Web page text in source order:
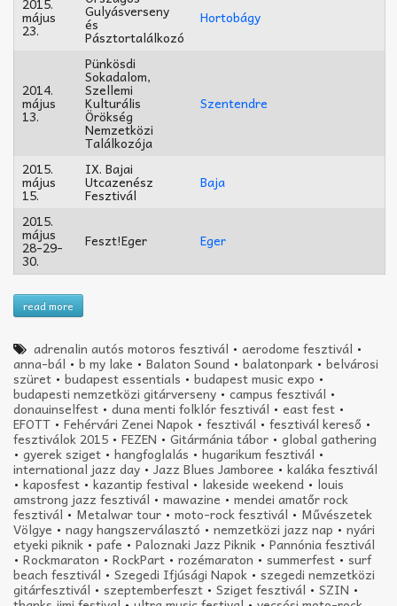
május
23.
Gulyásverseny
és
Pásztortalálkozó
Hortobágy
2014.
május
13.
Pünkösdi
Sokadalom,
Szellemi
Kulturális
Örökség
Nemzetközi
Találkozója
Szentendre
2015.
május
15.
IX. Bajai
Utcazenész
Fesztivál
Baja
2015.
május
28-29-
30.
Feszt!Eger Eger
read more
adrenalin autós motoros fesztivál •aerodome fesztivál •
anna-bál • b my lake • Balaton Sound • balatonpark • belvárosi
szüret • budapest essentials • budapest music expo •
budapesti nemzetközi gitárverseny • campus fesztivál •
donauinselfest • duna menti folklór fesztivál • east fest •
EFOTT • Fehérvári Zenei Napok • fesztivál • fesztivál kereső •
fesztiválok 2015 • FEZEN • Gitármánia tábor • global gathering
• gyerek sziget • hangfoglalás • hugarikum fesztivál •
international jazz day• Jazz Blues Jamboree • kaláka fesztivál
• kaposfest •kazantip festival • lakeside weekend • louis
amstrong jazz fesztivál • mawazine • mendei amatőr rock
fesztivál•Metalwar tour • moto-rock fesztivál • Művészetek
Völgye • nagy hangszerválasztó • nemzetközi jazz nap • nyári
etyeki piknik• pafe• Paloznaki Jazz Piknik • Pannónia fesztivál
• Rockmaraton • RockPart • rozémaraton • summerfest • surf
beach fesztivál • Szegedi Ifjúsági Napok • szegedi nemzetközi
gitárfesztivál • szeptemberfeszt • Sziget fesztivál • SZIN •